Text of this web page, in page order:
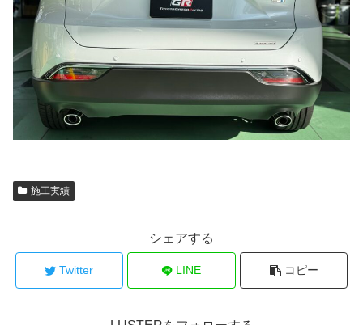
施工実績
シェアする
Twitter LINE コピー